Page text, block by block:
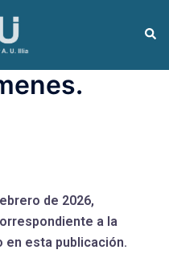
de 2026,
a la
en esta publicación.